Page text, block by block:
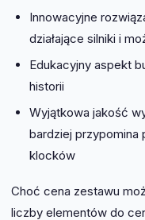
Innowacyjne
działające silniki i
Edukacyjny aspekt
historii
Wyjątkowa jakość
bardziej przypomina
klocków
Choć cena zestawu
liczby elementów do